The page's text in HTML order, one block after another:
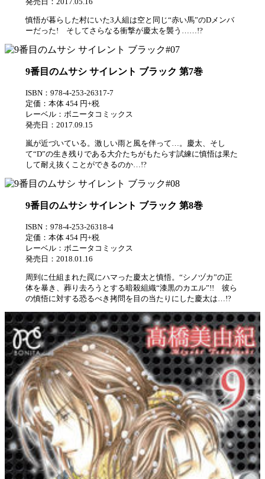
慎悟が暮らした村にいた3人組は空と同じ“赤い馬”のDメンバ
ーだった! そしてさらなる衝撃が慶太を襲う……!?
9番目のムサシ サイレント ブラック 第7巻
ISBN：978-4-253-26317-7
定価：本体 454 円+税
レーベル：ボニータコミックス
発売日：2017.09.15
嵐が近づいている。激しい雨と風を伴って…。慶太、そし
て“D”の生き残りである大介たちがもたらす試練に慎悟は果た
して耐え抜くことができるのか…!?
9番目のムサシ サイレント ブラック 第8巻
ISBN：978-4-253-26318-4
定価：本体 454 円+税
レーベル：ボニータコミックス
発売日：2018.01.16
周到に仕組まれた罠にハマった慶太と慎悟。“シノヅカ”の正
体を暴き、葬り去ろうとする暗殺組織“漆黒のカエル”!! 彼ら
の慎悟に対する恐るべき拷問を目の当たりにした慶太は…!?